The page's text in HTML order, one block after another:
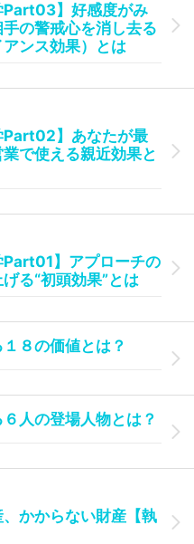
Part03】好感度がみ
の警戒心を消し去る
ンス効果）とは
Part02】あなたが最
で使える親近効果と
Part01】アプローチの
る“初頭効果”とは
８の価値とは？
人の登場人物とは？
かからない財産【執